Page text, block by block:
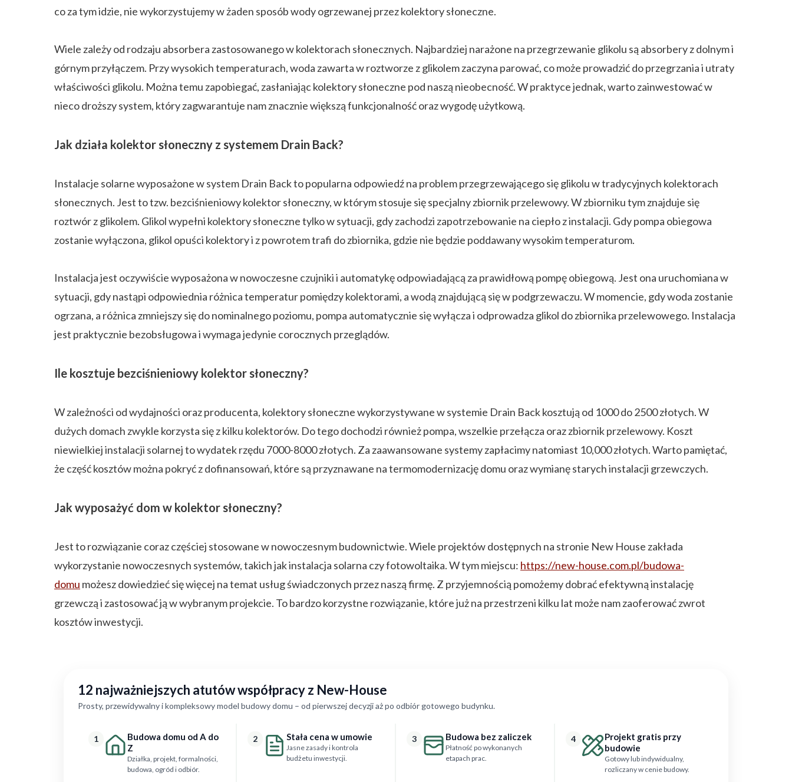
co za tym idzie, nie wykorzystujemy w żaden sposób wody ogrzewanej przez kolektory słoneczne.
Wiele zależy od rodzaju absorbera zastosowanego w kolektorach słonecznych. Najbardziej narażone na przegrzewanie glikolu są absorbery z dolnym i
górnym przyłączem. Przy wysokich temperaturach, woda zawarta w roztworze z glikolem zaczyna parować, co może prowadzić do przegrzania i utraty
właściwości glikolu. Można temu zapobiegać, zasłaniając kolektory słoneczne pod naszą nieobecność. W praktyce jednak, warto zainwestować w
nieco droższy system, który zagwarantuje nam znacznie większą funkcjonalność oraz wygodę użytkową.
Jak działa kolektor słoneczny z systemem Drain Back?
Instalacje solarne wyposażone w system Drain Back to popularna odpowiedź na problem przegrzewającego się glikolu w tradycyjnych kolektorach
słonecznych. Jest to tzw. bezciśnieniowy kolektor słoneczny, w którym stosuje się specjalny zbiornik przelewowy. W zbiorniku tym znajduje się
roztwór z glikolem. Glikol wypełni kolektory słoneczne tylko w sytuacji, gdy zachodzi zapotrzebowanie na ciepło z instalacji. Gdy pompa obiegowa
zostanie wyłączona, glikol opuści kolektory i z powrotem trafi do zbiornika, gdzie nie będzie poddawany wysokim temperaturom.
Instalacja jest oczywiście wyposażona w nowoczesne czujniki i automatykę odpowiadającą za prawidłową pompę obiegową. Jest ona uruchomiana w
sytuacji, gdy nastąpi odpowiednia różnica temperatur pomiędzy kolektorami, a wodą znajdującą się w podgrzewaczu. W momencie, gdy woda zostanie
ogrzana, a różnica zmniejszy się do nominalnego poziomu, pompa automatycznie się wyłącza i odprowadza glikol do zbiornika przelewowego. Instalacja
jest praktycznie bezobsługowa i wymaga jedynie corocznych przeglądów.
Ile kosztuje bezciśnieniowy kolektor słoneczny?
W zależności od wydajności oraz producenta, kolektory słoneczne wykorzystywane w systemie Drain Back kosztują od 1000 do 2500 złotych. W
dużych domach zwykle korzysta się z kilku kolektorów. Do tego dochodzi również pompa, wszelkie przełącza oraz zbiornik przelewowy. Koszt
niewielkiej instalacji solarnej to wydatek rzędu 7000-8000 złotych. Za zaawansowane systemy zapłacimy natomiast 10,000 złotych. Warto pamiętać,
że część kosztów można pokryć z dofinansowań, które są przyznawane na termomodernizację domu oraz wymianę starych instalacji grzewczych.
Jak wyposażyć dom w kolektor słoneczny?
Jest to rozwiązanie coraz częściej stosowane w nowoczesnym budownictwie. Wiele projektów dostępnych na stronie New House zakłada
wykorzystanie nowoczesnych systemów, takich jak instalacja solarna czy fotowoltaika. W tym miejscu: https://new-house.com.pl/budowa-
domu możesz dowiedzieć się więcej na temat usług świadczonych przez naszą firmę. Z przyjemnością pomożemy dobrać efektywną instalację
grzewczą i zastosować ją w wybranym projekcie. To bardzo korzystne rozwiązanie, które już na przestrzeni kilku lat może nam zaoferować zwrot
kosztów inwestycji.
12 najważniejszych atutów współpracy z New-House
Prosty, przewidywalny i kompleksowy model budowy domu – od pierwszej decyzji aż po odbiór gotowego budynku.
1
Budowa domu od A do
Z
Działka, projekt, formalności,
budowa, ogród i odbiór.
2 Stała cena w umowie
Jasne zasady i kontrola
budżetu inwestycji.
3 Budowa bez zaliczek
Płatność po wykonanych
etapach prac.
4
Projekt gratis przy
budowie
Gotowy lub indywidualny,
rozliczany w cenie budowy.